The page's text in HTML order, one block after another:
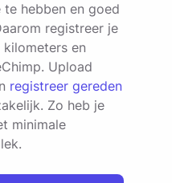
hebben en goed
registreer je
en
Upload
registreer gereden
Zo heb je
minimale